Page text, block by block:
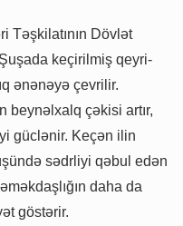
Təşkilatının Dövlət
keçirilmiş qeyri-
ənənəyə çevrilir.
beynəlxalq çəkisi artır,
güclənir. Keçən ilin
sədrliyi qəbul edən
daha da
göstərir.